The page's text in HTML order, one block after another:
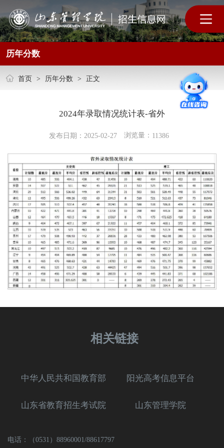
历年分数
首页 > 历年分数 > 正文
2024年录取情况统计表-省外
发布日期：2025-02-27 浏览量： 11386
相关链接
中华人民共和国教育部 阳光高考信息平台
山东省教育招生考试院 山东管理学院
电话：（0531）88960001/88617797